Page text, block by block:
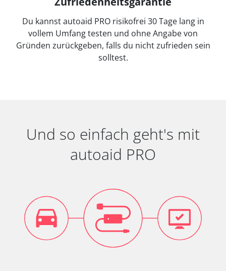
Du kannst autoaid PRO risikofrei 30 Tage lang in
vollem Umfang testen und ohne Angabe von
Gründen zurückgeben, falls du nicht zufrieden sein
solltest.
Und so einfach geht's mit
autoaid PRO